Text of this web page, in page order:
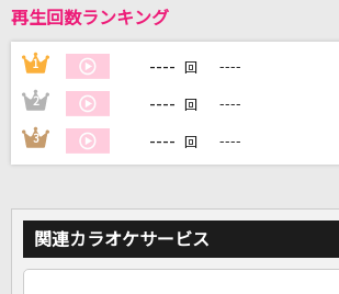
DAMに会員登録・ログインして
カラオケをもっと楽しもう！
再生回数ランキング
1 ---- 回 ----
2 ---- 回 ----
3 ---- 回 ----
関連カラオケサービス